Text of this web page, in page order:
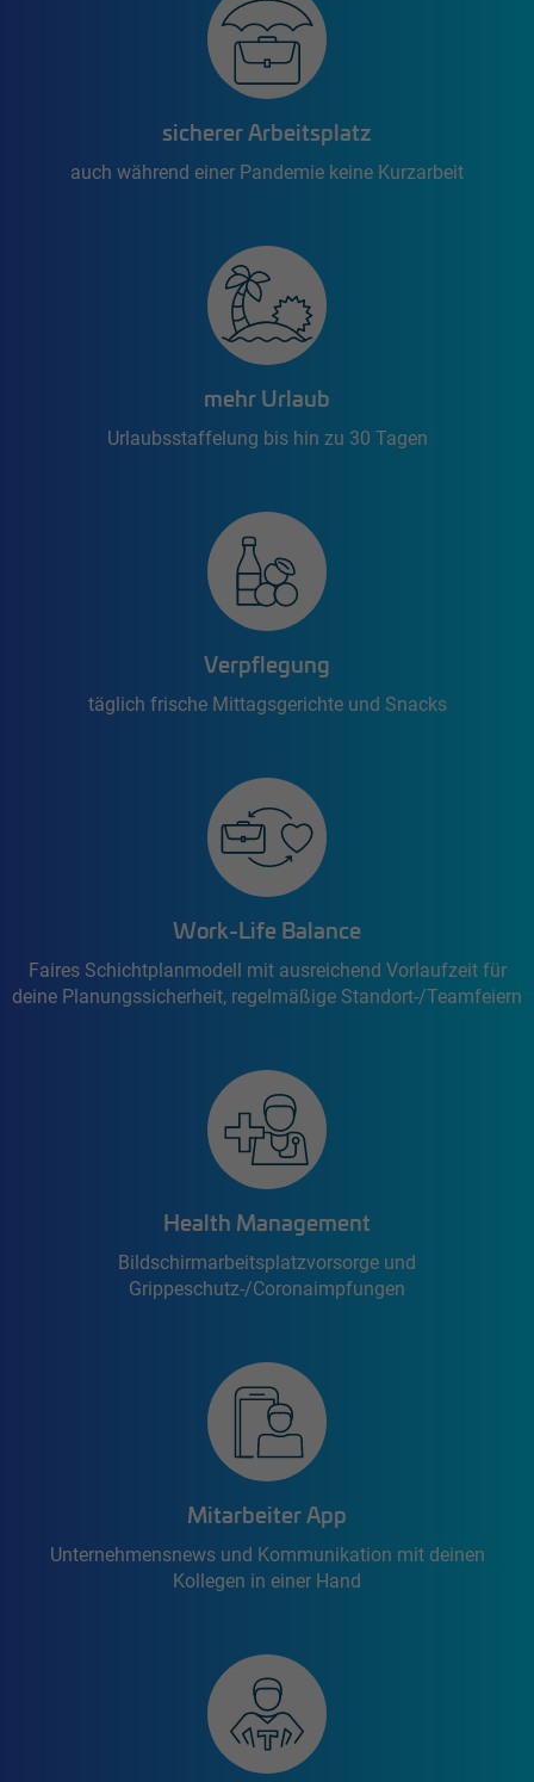
sicherer Arbeitsplatz
auch während einer Pandemie keine Kurzarbeit
mehr Urlaub
Urlaubsstaffelung bis hin zu 30 Tagen
Verpflegung
täglich frische Mittagsgerichte und Snacks
Work-Life Balance
Faires Schichtplanmodell mit ausreichend Vorlaufzeit für
deine Planungssicherheit, regelmäßige Standort-/Teamfeiern
Health Management
Bildschirmarbeitsplatzvorsorge und
Grippeschutz-/Coronaimpfungen
Mitarbeiter App
Unternehmensnews und Kommunikation mit deinen
Kollegen in einer Hand